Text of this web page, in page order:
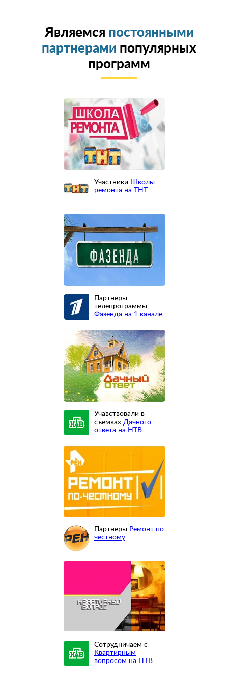
Являемся постоянными
партнерами популярных
программ
Участники
Школы
ремонта на ТНТ
Партнеры
телепрограммы
Фазенда на 1 канале
Учавствовали в
съемках Дачного
ответа на НТВ
Партнеры Ремонт по
честному
Сотрудничаем с
Квартирным
вопросом на НТВ